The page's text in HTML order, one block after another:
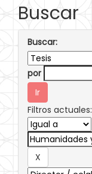
Buscar
Buscar:
por
Filtros actuales: